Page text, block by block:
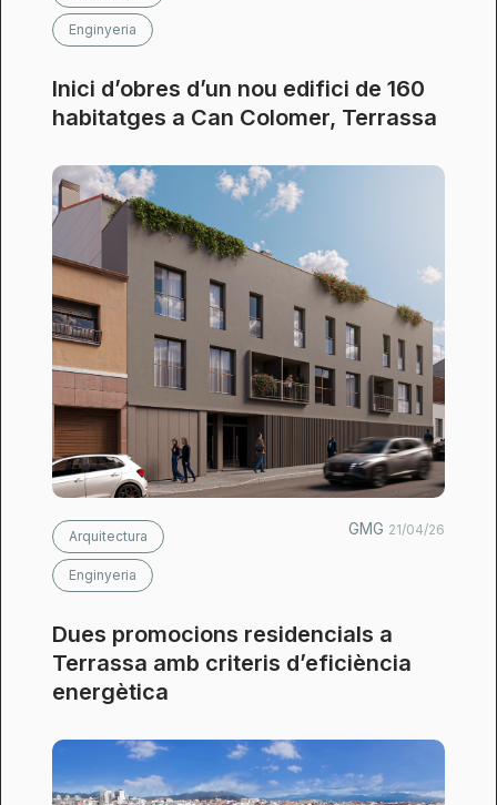
Enginyeria
Inici d’obres d’un nou edifici de 160
habitatges a Can Colomer, Terrassa
Arquitectura
Enginyeria
GMG 21/04/26
Dues promocions residencials a
Terrassa amb criteris d’eficiència
energètica